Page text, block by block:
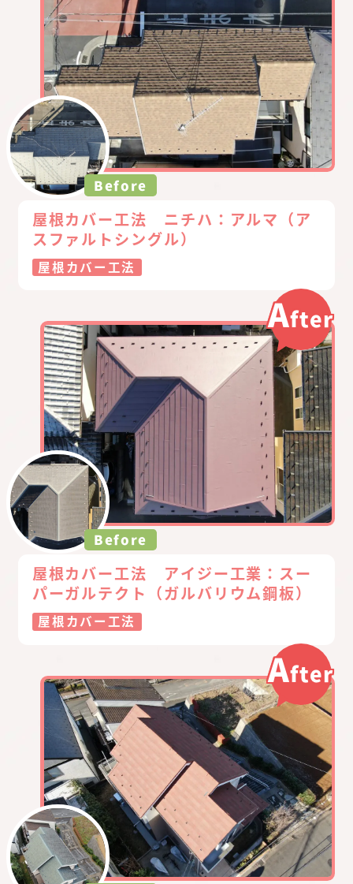
Before
屋根カバー工法 ニチハ：アルマ（ア
スファルトシングル）
屋根カバー工法
After
Before
屋根カバー工法 アイジー工業：スー
パーガルテクト（ガルバリウム鋼板）
屋根カバー工法
After